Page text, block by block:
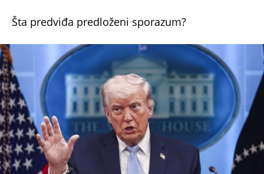
Šta predviđa predloženi sporazum?